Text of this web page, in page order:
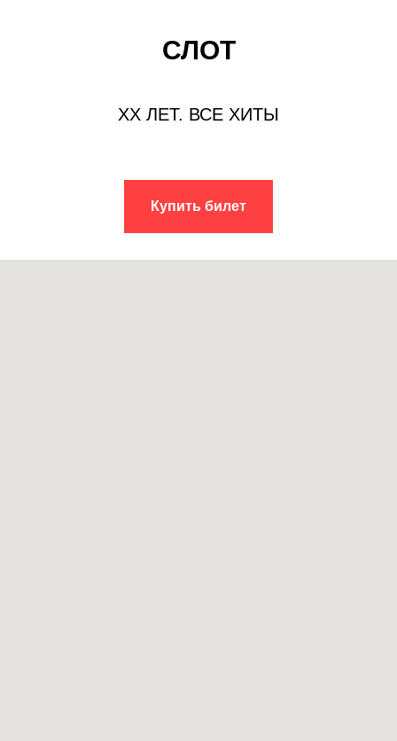
СЛОТ
XX ЛЕТ. ВСЕ ХИТЫ
Купить билет